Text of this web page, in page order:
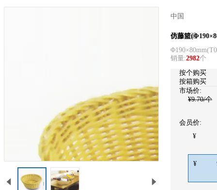
中国
酒总精选
仿藤篮
Φ190×80mm(
销量:2982个
按个购买
按箱购买
市场价:
¥9.70/个
会员价:
¥
¥